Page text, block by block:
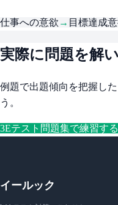
仕事への意欲 → 目標達成
実際に問題を解
例題で出題傾向を把握し
う。
3Eテスト問題集で練習す
イールック